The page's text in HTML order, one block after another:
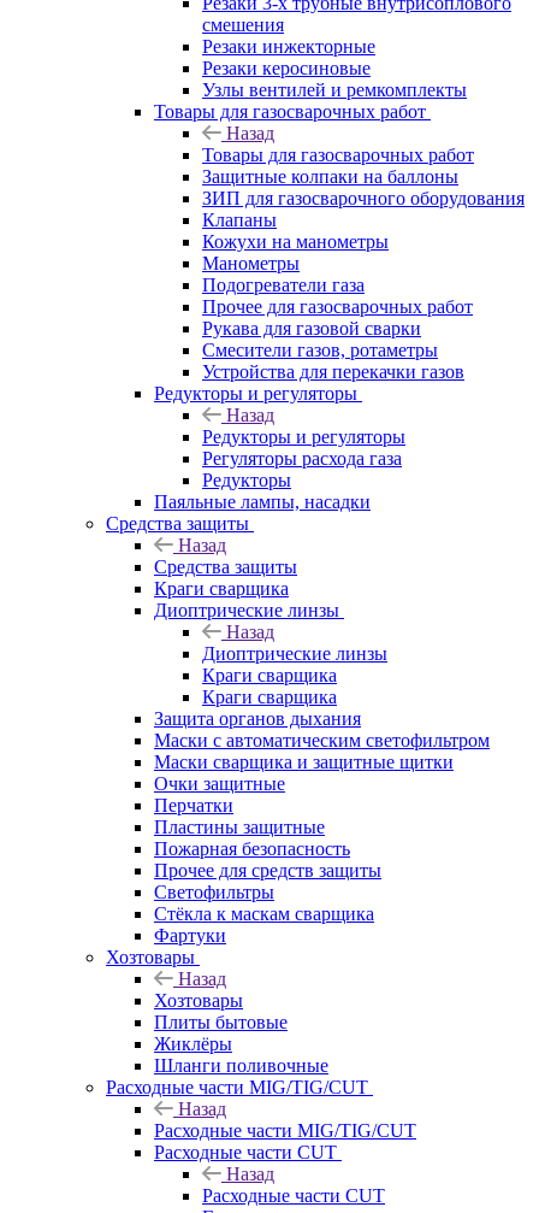
смешения
Резаки инжекторные
Резаки керосиновые
Узлы вентилей и ремкомплекты
Товары для газосварочных работ
Назад
Товары для газосварочных работ
Защитные колпаки на баллоны
ЗИП для газосварочного оборудования
Клапаны
Кожухи на манометры
Манометры
Подогреватели газа
Прочее для газосварочных работ
Рукава для газовой сварки
Смесители газов, ротаметры
Устройства для перекачки газов
Редукторы и регуляторы
Назад
Редукторы и регуляторы
Регуляторы расхода газа
Редукторы
Паяльные лампы, насадки
Средства защиты
Назад
Средства защиты
Краги сварщика
Диоптрические линзы
Назад
Диоптрические линзы
Краги сварщика
Краги сварщика
Защита органов дыхания
Маски с автоматическим светофильтром
Маски сварщика и защитные щитки
Очки защитные
Перчатки
Пластины защитные
Пожарная безопасность
Прочее для средств защиты
Светофильтры
Стёкла к маскам сварщика
Фартуки
Хозтовары
Назад
Хозтовары
Плиты бытовые
Жиклёры
Шланги поливочные
Расходные части MIG/TIG/CUT
Назад
Расходные части MIG/TIG/CUT
Расходные части CUT
Назад
Расходные части CUT